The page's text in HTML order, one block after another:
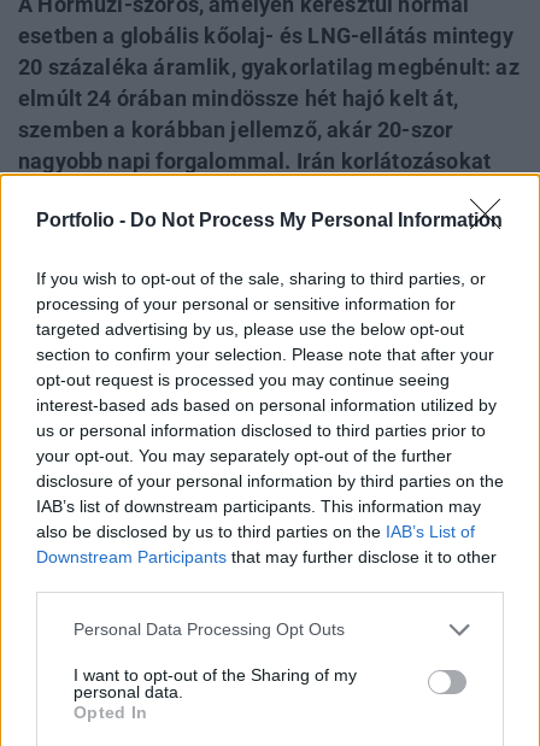
Portfolio - Do Not Process My Personal Information
If you wish to opt-out of the sale, sharing to third parties, or
processing of your personal or sensitive information for
targeted advertising by us, please use the below opt-out
section to confirm your selection. Please note that after your
opt-out request is processed you may continue seeing
interest-based ads based on personal information utilized by
us or personal information disclosed to third parties prior to
your opt-out. You may separately opt-out of the further
disclosure of your personal information by third parties on the
IAB’s list of downstream participants. This information may
also be disclosed by us to third parties on the IAB’s List of
Downstream Participants that may further disclose it to other
Personal Data Processing Opt Outs
I want to opt-out of the Sharing of my
personal data.
Opted In
esetben a globális kőolaj- és LNG-ellátás mintegy
20 százaléka áramlik, gyakorlatilag megbénult: az
elmúlt 24 órában mindössze hét hajó kelt át,
szemben a korábban jellemző, akár 20-szor
nagyobb napi forgalommal. Irán korlátozásokat
Egyesült Államok tengeri blokáddal akadályozza
fordítottak vissza. Emmanuel Macron francia
elnök bejelentette, hogy nemzetközi koalíciót
hoztak létre a tengeri útvonal biztonságának
szavatolására, és az iráni vezetéssel is egyeztetni
kíván a szoros újranyitásáról.
Emmanuel Macron francia elnök hétfőn bejelentette, hogy
andorrai látogatását követően egyeztet az iráni vezetéssel
a Hormuzi-szoros újranyitása érdekében. Macron
elmondta, hogy egy nemzetközi koalíciót hoztak létre a
napokban sikerül kompromisszumra bírnia...
KEDVES OLVASÓNK!